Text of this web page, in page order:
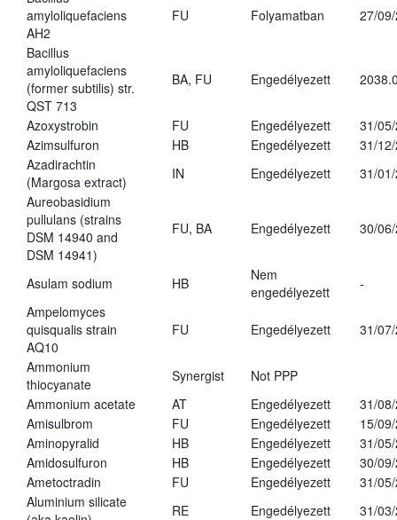
amyloliquefaciens
AH2
FU Folyamatban 27/
Bacillus
amyloliquefaciens
(former subtilis) str.
QST 713
BA, FU Engedélyezett
Azoxystrobin FU Engedélyezett
31/
Azimsulfuron
HB Engedélyezett
31/
Azadirachtin
(Margosa extract)
IN Engedélyezett
31/
Aureobasidium
pullulans (strains
DSM 14940 and
DSM 14941)
FU, BA Engedélyezett 30/
Asulam sodium HB
Nem
engedélyezett
-
Ampelomyces
quisqualis strain
AQ10
FU Engedélyezett 31/
Ammonium
thiocyanate
Synergist
Not PPP
Ammonium acetate
AT Engedélyezett
31/
Amisulbrom
FU Engedélyezett
15/
Aminopyralid
HB Engedélyezett
31/
Amidosulfuron
HB Engedélyezett
30/
Ametoctradin
FU Engedélyezett
31/
Aluminium silicate
RE Engedélyezett
31/